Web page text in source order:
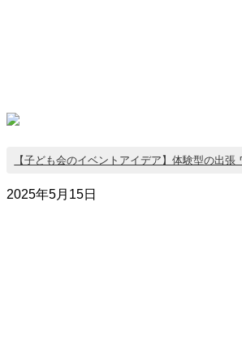
【子ども会のイベントアイデア】体験型の出張
2025年5月15日